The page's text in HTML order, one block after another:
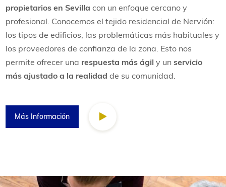
propietarios en Sevilla con un enfoque cercano y
profesional. Conocemos el tejido residencial de Nervión:
los tipos de edificios, las problemáticas más habituales y
los proveedores de confianza de la zona. Esto nos
permite ofrecer una respuesta más ágil y unservicio
más ajustado a la realidad de su comunidad.
Más Información